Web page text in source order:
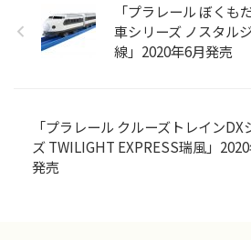
「プラレール ぼくも
車シリーズ ノスタル
線」2020年6月発売
「プラレール クルーズトレインDX
ズ TWILIGHT EXPRESS瑞風」
発売